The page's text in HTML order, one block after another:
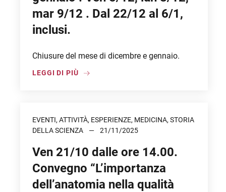
mar 9/12 . Dal 22/12 al 6/1,
inclusi.
Chiusure del mese di dicembre e gennaio.
LEGGI DI PIÙ
EVENTI, ATTIVITÀ, ESPERIENZE, MEDICINA, STORIA
DELLA SCIENZA
21/11/2025
Ven 21/10 dalle ore 14.00.
Convegno “L’importanza
dell’anatomia nella qualità